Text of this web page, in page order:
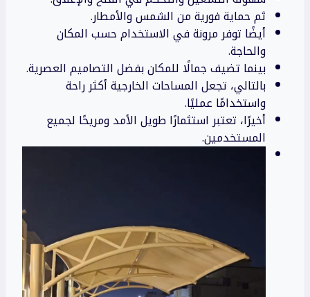
ثم حماية فورية من الشمس والأمطار.
أيضًا توفر مرونة في الاستخدام حسب المكان
والحاجة.
بينما تضيف جمالًا للمكان بفضل التصاميم العصرية.
بالتالي، تجعل المساحات الخارجية أكثر راحة
واستخدامًا عمليًا.
أخيرًا، تعتبر استثمارًا طويل الأمد ومريحًا لجميع
المستخدمين.